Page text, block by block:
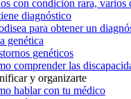
con condición rara, varios
diagnóstico
para obtener un
genética
genéticos
comprender las
y organizarte
hablar con tu médico